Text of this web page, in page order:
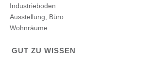
Industrieboden
Ausstellung, Büro
Wohnräume
GUT ZU WISSEN